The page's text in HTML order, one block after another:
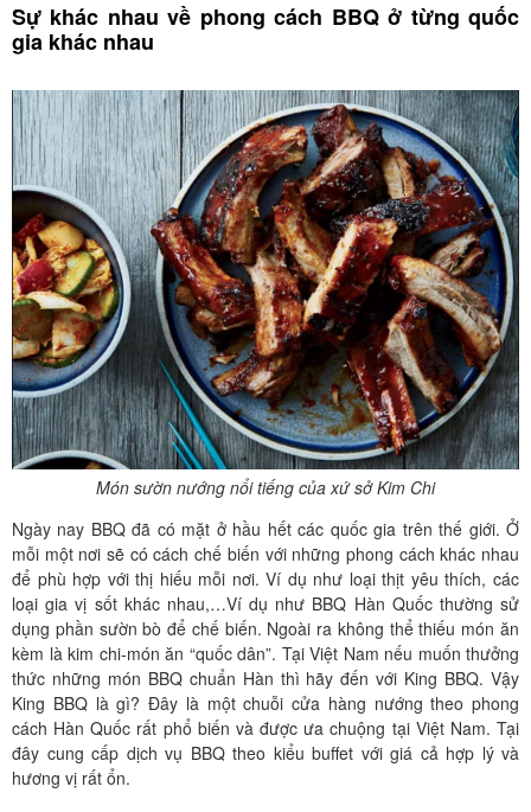
Sự khác nhau về phong cách BBQ ở từng quốc
gia khác nhau
Món sườn nướng nổi tiếng của xứ sở Kim Chi
Ngày nay BBQ đã có mặt ở hầu hết các quốc gia trên thế giới. Ở
mỗi một nơi sẽ có cách chế biến với những phong cách khác nhau
để phù hợp với thị hiếu mỗi nơi. Ví dụ như loại thịt yêu thích, các
loại gia vị sốt khác nhau,…Ví dụ như BBQ Hàn Quốc thường sử
dụng phần sườn bò để chế biến. Ngoài ra không thể thiếu món ăn
kèm là kim chi-món ăn “quốc dân”. Tại Việt Nam nếu muốn thưởng
thức những món BBQ chuẩn Hàn thì hãy đến với King BBQ. Vậy
King BBQ là gì? Đây là một chuỗi cửa hàng nướng theo phong
cách Hàn Quốc rất phổ biến và được ưa chuộng tại Việt Nam. Tại
đây cung cấp dịch vụ BBQ theo kiểu buffet với giá cả hợp lý và
hương vị rất ổn.